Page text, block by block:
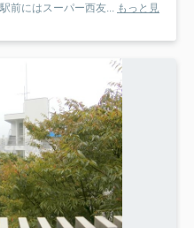
前にはスーパー西友... もっと見